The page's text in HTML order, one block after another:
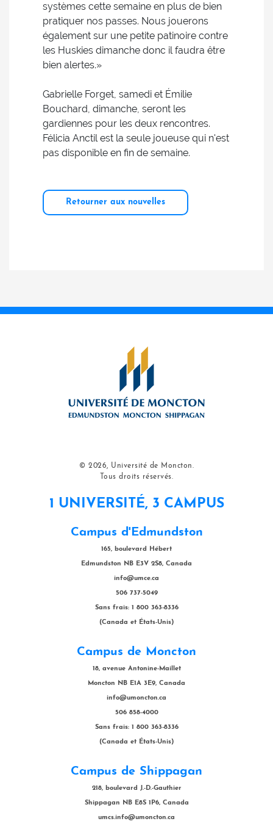
systèmes cette semaine en plus de bien
pratiquer nos passes. Nous jouerons
également sur une petite patinoire contre
les Huskies dimanche donc il faudra être
bien alertes.»
Gabrielle Forget, samedi et Émilie
Bouchard, dimanche, seront les
gardiennes pour les deux rencontres.
Félicia Anctil est la seule joueuse qui n'est
pas disponible en fin de semaine.
Retourner aux nouvelles
© 2026, Université de Moncton.
Tous droits réservés.
1 UNIVERSITÉ, 3 CAMPUS
Campus d'Edmundston
165, boulevard Hébert
Edmundston NB E3V 2S8, Canada
info@umce.ca
506 737-5049
Sans frais: 1 800 363-8336
(Canada et États-Unis)
Campus de Moncton
18, avenue Antonine-Maillet
Moncton NB E1A 3E9, Canada
info@umoncton.ca
506 858-4000
Sans frais: 1 800 363-8336
(Canada et États-Unis)
Campus de Shippagan
218, boulevard J.-D.-Gauthier
Shippagan NB E8S 1P6, Canada
umcs.info@umoncton.ca